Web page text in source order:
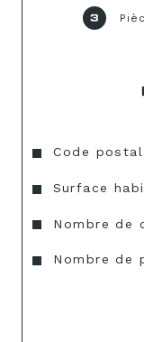
3
Caractéristiques
Code postal
Surface
Nombre de
Nombre de